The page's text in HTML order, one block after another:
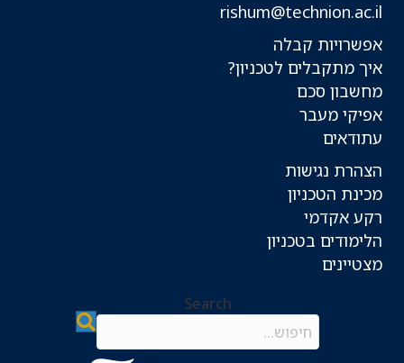
rishum@technion.ac.il
אפשרויות קבלה
איך מתקבלים לטכניון?
מחשבון סכם
אפיקי מעבר
עתודאים
הצהרת נגישות
מכינת הטכניון
רקע אקדמי
הלימודים בטכניון
מצטיינים
Search
Search field required